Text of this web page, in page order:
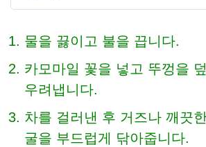
물을 끓이고 불을 끕니다.
카모마일 꽃을 넣고 뚜껑을
우려냅니다.
차를 걸러낸 후 거즈나 깨끗
굴을 부드럽게 닦아줍니다.